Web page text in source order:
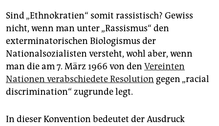
Sind „Ethnokratien“ somit rassistisch? Gewiss
nicht, wenn man unter „Rassismus“ den
exterminatorischen Biologismus der
Nationalsozialisten versteht, wohl aber, wenn
man die am 7. März 1966 von den Vereinten
Nationen verabschiedete Resolution gegen „racial
discrimination“ zugrunde legt.
In dieser Konvention bedeutet der Ausdruck